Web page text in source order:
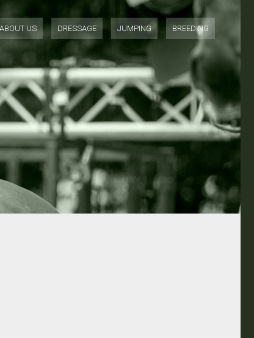
ABOUT US DRESSAGE JUMPING
BREEDING